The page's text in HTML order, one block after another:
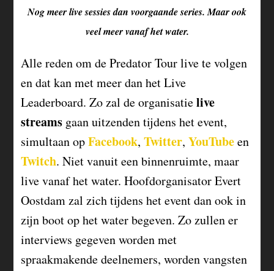
Nog meer live sessies dan voorgaande series. Maar ook
veel meer vanaf het water.
Alle reden om de Predator Tour live te volgen
en dat kan met meer dan het Live
Leaderboard. Zo zal de organisatielive
streams gaan uitzenden tijdens het event,
simultaan opFacebook,Twitter,YouTubeen
Twitch. Niet vanuit een binnenruimte, maar
live vanaf het water. Hoofdorganisator Evert
Oostdam zal zich tijdens het event dan ook in
zijn boot op het water begeven. Zo zullen er
interviews gegeven worden met
spraakmakende deelnemers, worden vangsten